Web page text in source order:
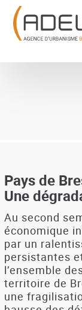
Aller
contenu
principal
Pays de
Une
Au second
économique
par un
persistantes
l’ensemble
territoire de
une
Panneau de